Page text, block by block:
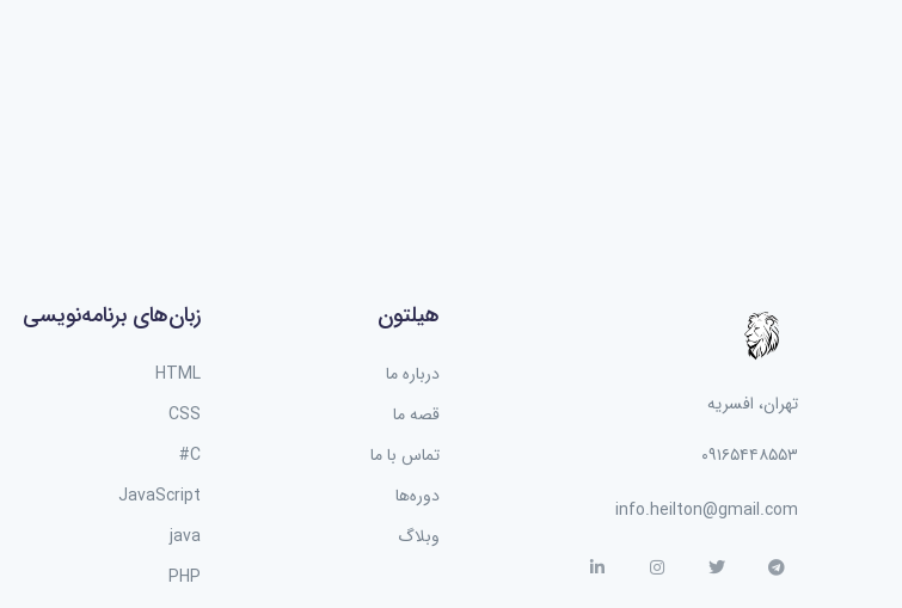
تهران، افسریه
۰۹۱۶۵۴۴۸۵۵۳
info.heilton@gmail.com
هیلتون
درباره ما
قصه ما
تماس با ما
دوره‌ها
وبلاگ
زبان‌های برنامه‌نویسی
HTML
CSS
C#
JavaScript
java
PHP